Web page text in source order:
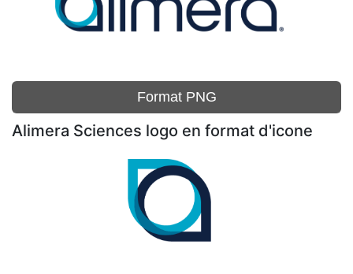
Format PNG
Alimera Sciences logo en format d'icone